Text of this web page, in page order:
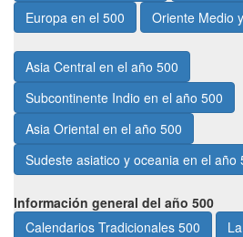
Europa en el 500
Oriente Medio
Asia Central en el año 500
Subcontinente Indio en el año 500
Asia Oriental en el año 500
Sudeste asiatico y oceania en el año
Información general del año 500
Calendarios Tradicionales 500